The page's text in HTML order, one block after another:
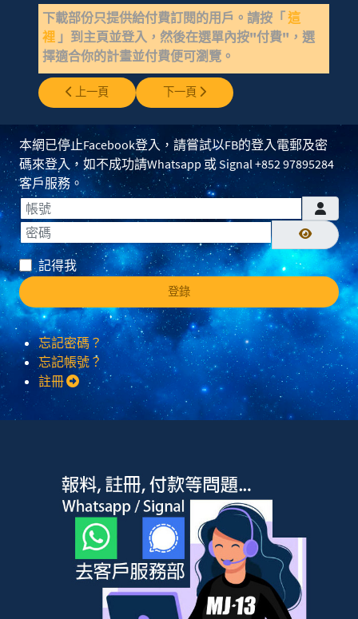
下載部份只提供給付費訂閱的用戶。請按「 這
裡 」到主頁並登入，然後在選單內按"付費"，選
擇適合你的計畫並付費便可瀏覽。
上一篇文章: EP0431 - 溫迪高與溫迪高精神病
上一頁 下一篇文章: EP0429 - 馬小姐談:未來應
下一頁
本網已停止Facebook登入，請嘗試以FB的登入電郵及密
碼來登入，如不成功請Whatsapp 或 Signal +852 97895284
客戶服務。
帳號
密碼
顯示密碼
記得我
登錄
忘記密碼？
忘記帳號？
註冊